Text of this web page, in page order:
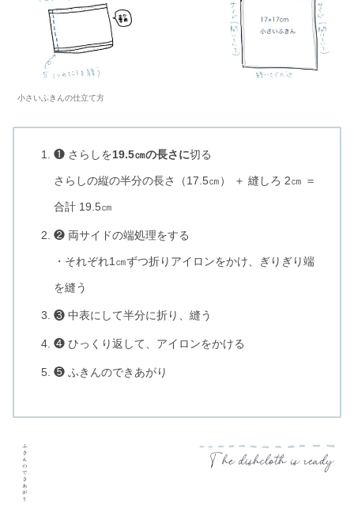
小さいふきんの仕立て方
❶ さらしを19.5㎝の長さに切る
さらしの縦の半分の長さ（17.5㎝） ＋ 縫しろ 2㎝ ＝
合計 19.5㎝
❷ 両サイドの端処理をする
・それぞれ1㎝ずつ折りアイロンをかけ、ぎりぎり端
を縫う
❸ 中表にして半分に折り、縫う
❹ ひっくり返して、アイロンをかける
❺ ふきんのできあがり